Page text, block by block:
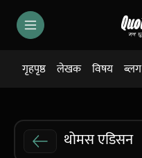
गृहपृष्ठ लेखक विषय ब्लग
थोमस एडिसन